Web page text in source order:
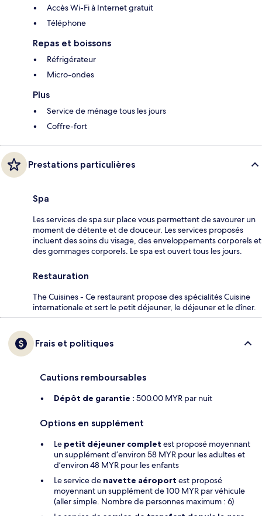
Accès Wi-Fi à Internet gratuit
Téléphone
Repas et boissons
Réfrigérateur
Micro-ondes
Plus
Service de ménage tous les jours
Coffre-fort
Prestations particulières
Spa
Les services de spa sur place vous permettent de savourer un
moment de détente et de douceur. Les services proposés
incluent des soins du visage, des enveloppements corporels et
des gommages corporels. Le spa est ouvert tous les jours.
Restauration
The Cuisines - Ce restaurant propose des spécialités Cuisine
internationale et sert le petit déjeuner, le déjeuner et le dîner.
Frais et politiques
Cautions remboursables
Dépôt de garantie : 500.00 MYR par nuit
Options en supplément
Le petit déjeuner complet est proposé moyennant
un supplément d’environ 58 MYR pour les adultes et
d’environ 48 MYR pour les enfants
Le service de navette aéroport est proposé
moyennant un supplément de 100 MYR par véhicule
(aller simple. Nombre de personnes maximum : 6)